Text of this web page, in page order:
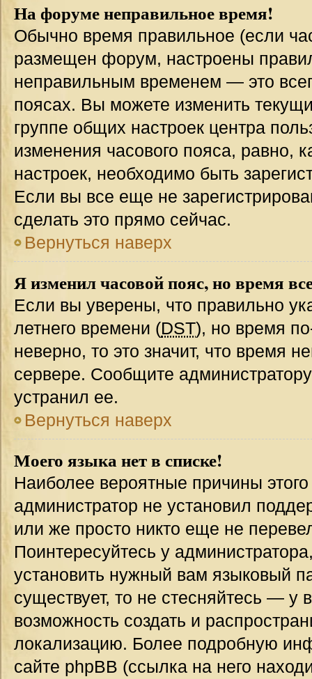
На форуме неправильное время!
Обычно время правильное (если
размещен форум, настроены
неправильным временем — это
поясах. Вы можете изменить
группе общих настроек центра
изменения часового пояса, равно,
настроек, необходимо быть
Если вы все еще не
сделать это прямо сейчас.
Вернуться наверх
Я изменил часовой пояс, но время
Если вы уверены, что правильно
летнего времени (DST), но время
неверно, то это значит, что время
сервере. Сообщите
устранил ее.
Вернуться наверх
Моего языка нет в списке!
Наиболее вероятные причины этого
администратор не установил
или же просто никто еще не
Поинтересуйтесь у
установить нужный вам языковый
существует, то не стесняйтесь — у
возможность создать и
локализацию. Более подробную
сайте phpBB (ссылка на него